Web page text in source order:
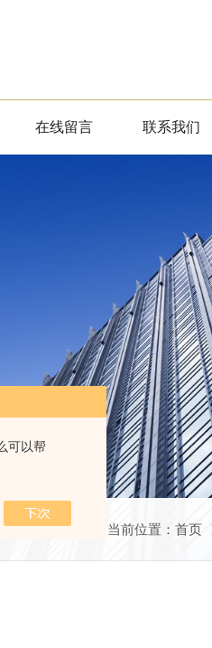
可以帮
在线留言 联系我们
当前位置： 首页